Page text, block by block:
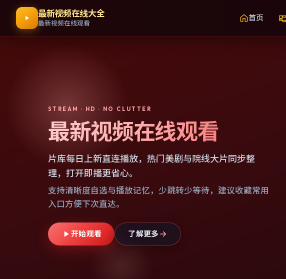
最新视频在线大全
最新视频在线观看
首页
STREAM · HD · NO CLUTTER
最新视频在线观看
片库每日上新直连播放，热门美剧与院线大片同步整
理，打开即播更省心。
支持清晰度自选与播放记忆，少跳转少等待，建议收藏常用
入口方便下次直达。
开始观看 了解更多